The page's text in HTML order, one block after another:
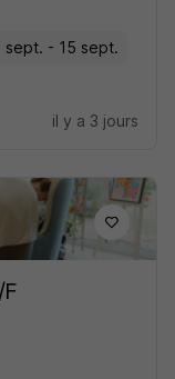
sept. - 15 sept.
il y a 3 jours